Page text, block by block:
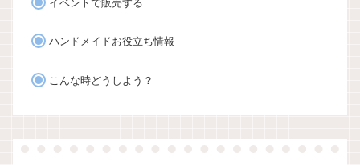
イベントで販売する
ハンドメイドお役立ち情報
こんな時どうしよう？